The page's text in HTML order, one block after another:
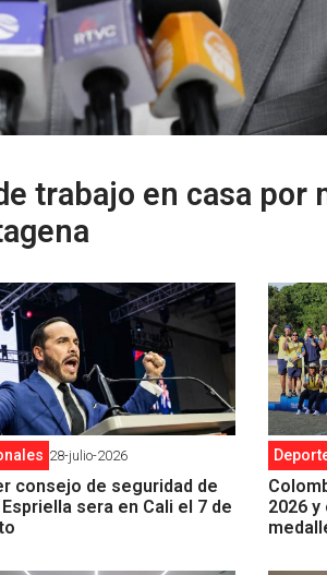
trabajo en casa por
28-julio-2026
consejo de seguridad de
sera en Cali el 7 de
2026